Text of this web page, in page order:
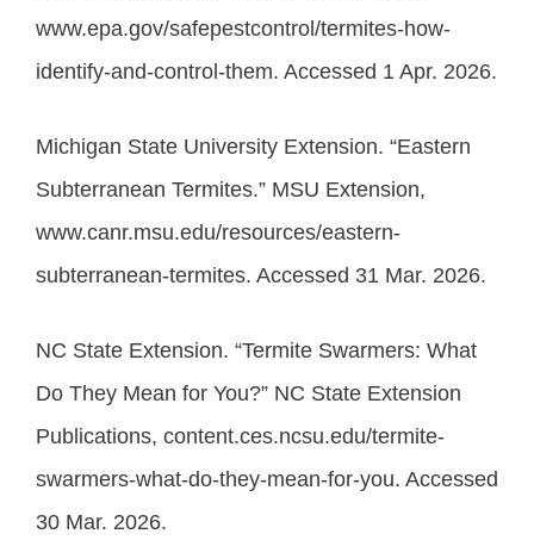
www.epa.gov/safepestcontrol/termites-how-
identify-and-control-them. Accessed 1 Apr. 2026.
Michigan State University Extension. “Eastern
Subterranean Termites.” MSU Extension,
www.canr.msu.edu/resources/eastern-
subterranean-termites. Accessed 31 Mar. 2026.
NC State Extension. “Termite Swarmers: What
Do They Mean for You?” NC State Extension
Publications, content.ces.ncsu.edu/termite-
swarmers-what-do-they-mean-for-you. Accessed
30 Mar. 2026.